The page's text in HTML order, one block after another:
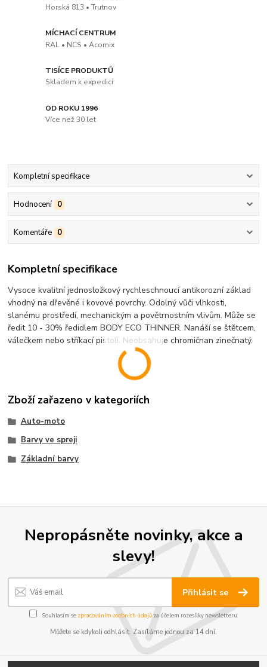
Horská 813 • Trutnov
MÍCHACÍ CENTRUM
RAL • NCS • Acomix
TISÍCE PRODUKTŮ
Skladem k expedici
OD ROKU 1996
Více než 30 let
Kompletní specifikace
Hodnocení 0
Komentáře 0
Kompletní specifikace
Vysoce kvalitní jednosložkový rychleschnoucí antikorozní základ
vhodný na dřevěné i kovové povrchy. Odolný vůči vlhkosti,
slanému prostředí, mechanickým a povětrnostním vlivům. Může se
ředit 10 - 30% ředidlem BODY ECO THINNER. Nanáší se štětcem,
válečkem nebo stříkací pistolí. Neobsahuje chromičnan zinečnatý.
Zboží zařazeno v kategoriích
Auto-moto
Barvy ve spreji
Základní barvy
Nepropásněte novinky, akce a
slevy!
Přihlásit se
Souhlasím se zpracováním osobních údajůza účelem rozesílky newsletteru.
Můžete se kdykoli odhlásit. Zasíláme jednou za 14 dní.